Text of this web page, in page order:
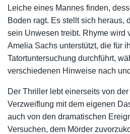
Leiche eines Mannes finden,
Boden ragt. Es stellt sich heraus,
sein Unwesen treibt. Rhyme wird
Amelia Sachs unterstützt, die für
Tatortuntersuchung durchführt,
verschiedenen Hinweise nach
Der Thriller lebt einerseits von
Verzweiflung mit dem eigenen
auch von den dramatischen
Versuchen, dem Mörder